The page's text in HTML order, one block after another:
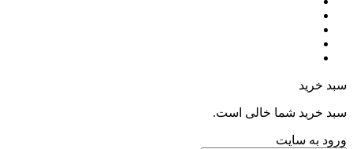
سبد خرید
سبد خرید شما خالی است.
ورود به سایت